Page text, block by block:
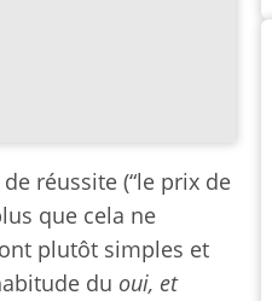
réussite (“le prix de
que cela ne
plutôt simples et
du oui, et